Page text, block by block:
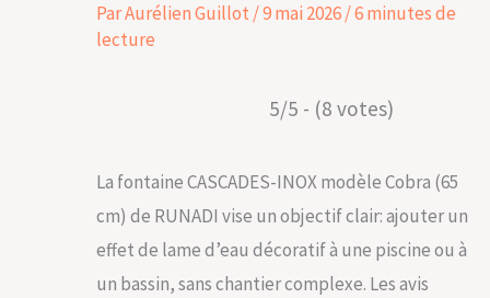
ParAurélien Guillot/9 mai 2026/6 minutes de
lecture
5/5 - (8 votes)
La fontaine CASCADES-INOX modèle Cobra (65
cm) de RUNADI vise un objectif clair: ajouter un
effet de lame d’eau décoratif à une piscine ou à
un bassin, sans chantier complexe. Les avis